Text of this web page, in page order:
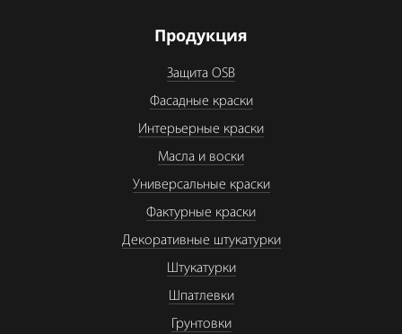
Продукция
Защита OSB
Фасадные краски
Интерьерные краски
Масла и воски
Универсальные краски
Фактурные краски
Декоративные штукатурки
Штукатурки
Шпатлевки
Грунтовки